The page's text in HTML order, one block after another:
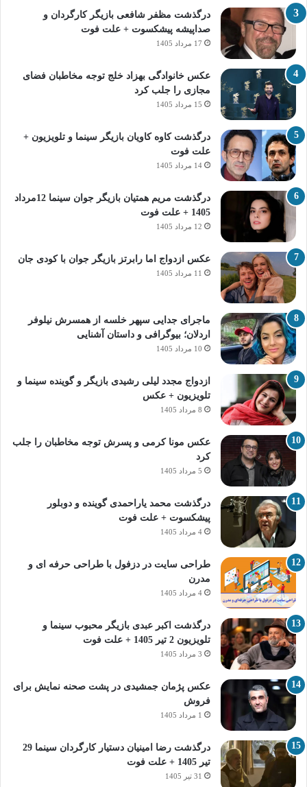
درگذشت مظفر شافعی بازیگر کارگردان و
صداپیشه پیشکسوت + علت فوت
17 مرداد 1405
عکس خانوادگی بهزاد خلج توجه مخاطبان فضای
مجازی را جلب کرد
15 مرداد 1405
درگذشت کاوه کاویان بازیگر سینما و تلویزیون +
علت فوت
14 مرداد 1405
درگذشت مریم همتیان بازیگر جوان سینما 12مرداد
1405 + علت فوت
12 مرداد 1405
عکس ازدواج اما رابرتز بازیگر جوان با کودی جان
11 مرداد 1405
ماجرای جدایی سپهر خلسه از همسرش نیلوفر
اردلان؛ بیوگرافی و داستان آشنایی
10 مرداد 1405
ازدواج مجدد لیلی رشیدی بازیگر و گوینده سینما و
تلویزیون + عکس
8 مرداد 1405
عکس مونا کرمی و پسرش توجه مخاطبان را جلب
کرد
5 مرداد 1405
درگذشت محمد یاراحمدی گوینده و دوبلور
پیشکسوت + علت فوت
4 مرداد 1405
طراحی سایت در دزفول با طراحی حرفه‌ ای و
مدرن
4 مرداد 1405
درگذشت اکبر عبدی بازیگر محبوب سینما و
تلویزیون 2 تیر 1405 + علت فوت
3 مرداد 1405
عکس پژمان جمشیدی در پشت صحنه نمایش برای
فروش
1 مرداد 1405
درگذشت رضا امینیان دستیار کارگردان سینما 29
تیر 1405 + علت فوت
31 تیر 1405